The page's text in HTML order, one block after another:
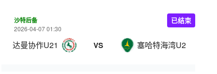
沙特后备
2026-04-07 01:30
达曼协作U21 VS 塞哈特海湾U21
已结束